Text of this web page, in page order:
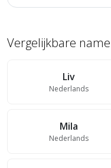
Vergelijkbare
Liv
Nederlands
Mila
Nederlands